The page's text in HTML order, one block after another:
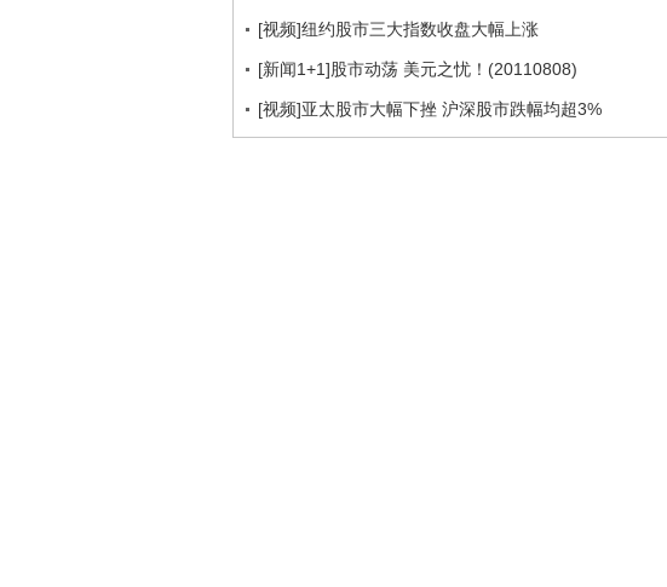
[视频]纽约股市三大指数收盘大幅上涨
[新闻1+1]股市动荡 美元之忧！(20110808)
[视频]亚太股市大幅下挫 沪深股市跌幅均超3%